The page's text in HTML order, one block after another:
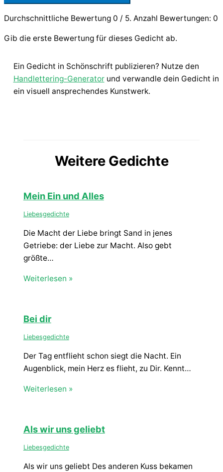
Durchschnittliche Bewertung 0 / 5. Anzahl Bewertungen: 0
Gib die erste Bewertung für dieses Gedicht ab.
Ein Gedicht in Schönschrift publizieren? Nutze den
Handlettering-Generatorund verwandle dein Gedicht in
ein visuell ansprechendes Kunstwerk.
Weitere Gedichte
Mein Ein und Alles
Liebesgedichte
Die Macht der Liebe bringt Sand in jenes
Getriebe: der Liebe zur Macht. Also gebt
größte…
Weiterlesen »
Bei dir
Liebesgedichte
Der Tag entflieht schon siegt die Nacht. Ein
Augenblick, mein Herz es flieht, zu Dir. Kennt…
Weiterlesen »
Als wir uns geliebt
Liebesgedichte
Als wir uns geliebt Des anderen Kuss bekamen